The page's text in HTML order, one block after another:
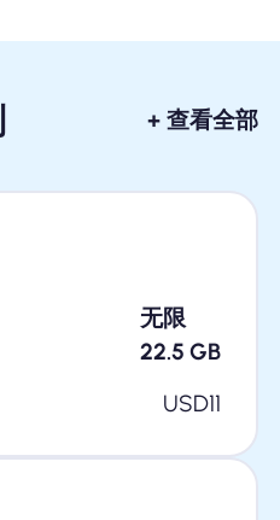
+ 查看全部
无限
22.5 GB
USD11